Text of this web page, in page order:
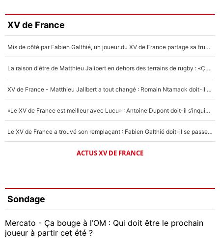
XV de France
Mis de côté par Fabien Galthié, un joueur du XV de France partage sa frustration : «ils ne me l’ont pas dit tout de suite»
La raison d'être de Matthieu Jalibert en dehors des terrains de rugby : «Ça m'atteint autant que si tu touches à un membre de ma famille»
XV de France - Matthieu Jalibert a tout changé : Romain Ntamack doit-il s’inquiéter pour sa place à un an de la Coupe du monde ?
«Le XV de France est meilleur avec Lucu» : Antoine Dupont doit-il s’inquiéter pour sa place ?
Le XV de France a trouvé son remplaçant : Fabien Galthié doit-il se passer d'Antoine Dupont ?
ACTUS XV DE FRANCE
Sondage
Mercato - Ça bouge à l’OM : Qui doit être le prochain
joueur à partir cet été ?